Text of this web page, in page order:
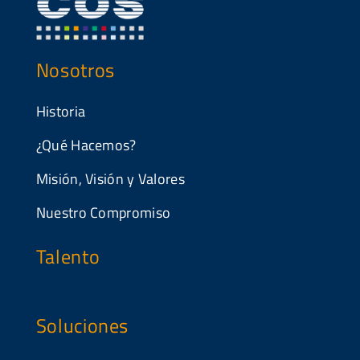
Nosotros
Historia
¿Qué Hacemos?
Misión, Visión y Valores
Nuestro Compromiso
Talento
Soluciones